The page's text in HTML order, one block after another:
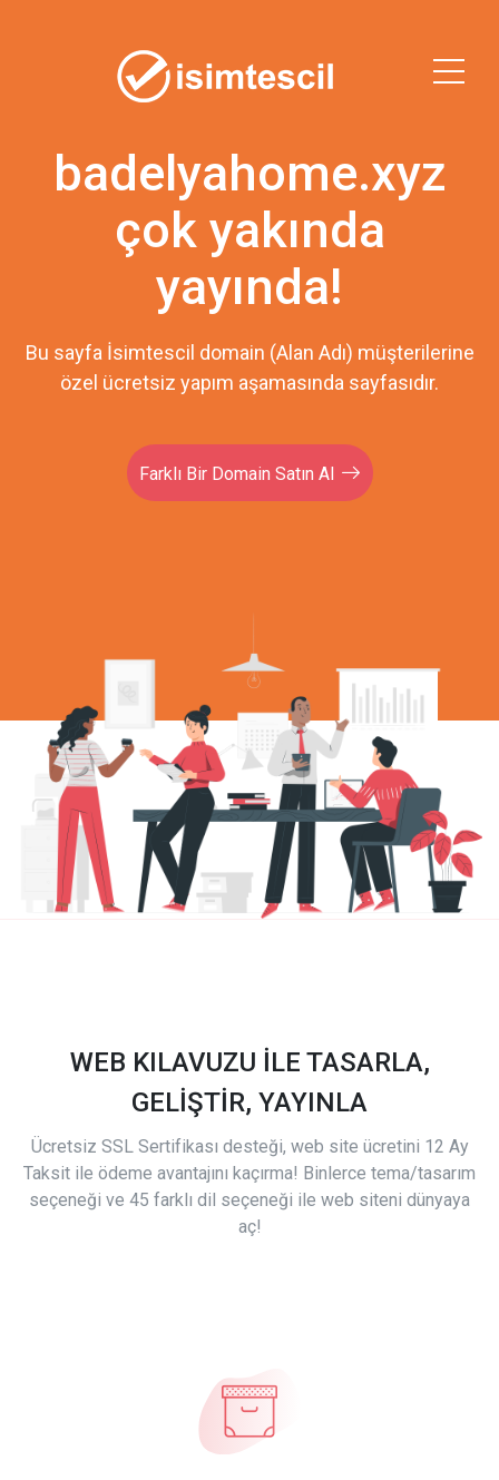
badelyahome.xyz
çok yakında
yayında!
Bu sayfa İsimtescil domain (Alan Adı) müşterilerine
özel ücretsiz yapım aşamasında sayfasıdır.
Farklı Bir Domain Satın Al
WEB KILAVUZU İLE TASARLA,
GELİŞTİR, YAYINLA
Ücretsiz SSL Sertifikası desteği, web site ücretini 12 Ay
Taksit ile ödeme avantajını kaçırma! Binlerce tema/tasarım
seçeneği ve 45 farklı dil seçeneği ile web siteni dünyaya
aç!